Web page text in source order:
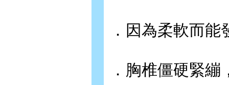
．因為柔軟而
．胸椎僵硬緊